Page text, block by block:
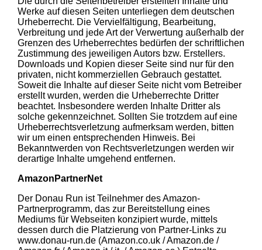
Werke auf diesen Seiten unterliegen dem deutschen
Urheberrecht. Die Vervielfältigung, Bearbeitung,
Verbreitung und jede Art der Verwertung außerhalb der
Grenzen des Urheberrechtes bedürfen der schriftlichen
Zustimmung des jeweiligen Autors bzw. Erstellers.
Downloads und Kopien dieser Seite sind nur für den
privaten, nicht kommerziellen Gebrauch gestattet.
Soweit die Inhalte auf dieser Seite nicht vom Betreiber
erstellt wurden, werden die Urheberrechte Dritter
beachtet. Insbesondere werden Inhalte Dritter als
solche gekennzeichnet. Sollten Sie trotzdem auf eine
Urheberrechtsverletzung aufmerksam werden, bitten
wir um einen entsprechenden Hinweis. Bei
Bekanntwerden von Rechtsverletzungen werden wir
derartige Inhalte umgehend entfernen.
AmazonPartnerNet
Der Donau Run ist Teilnehmer des Amazon-
Partnerprogramm, das zur Bereitstellung eines
Mediums für Webseiten konzipiert wurde, mittels
dessen durch die Platzierung von Partner-Links zu
www.donau-run.de (Amazon.co.uk / Amazon.de /